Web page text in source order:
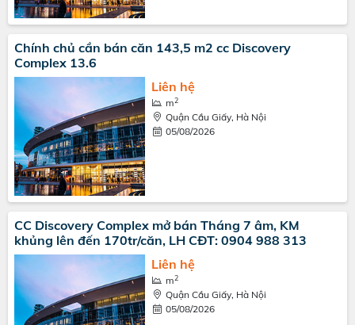
Chính chủ cần bán căn 143,5 m2 cc Discovery
Complex 13.6
Liên hệ
m2
Quận Cầu Giấy, Hà Nội
05/08/2026
CC Discovery Complex mở bán Tháng 7 âm, KM
khủng lên đến 170tr/căn, LH CĐT: 0904 988 313
Liên hệ
m2
Quận Cầu Giấy, Hà Nội
05/08/2026